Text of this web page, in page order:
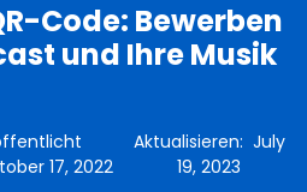
Code: Bewerben
und Ihre Musik
17, 2022
Aktualisieren: July
19, 2023